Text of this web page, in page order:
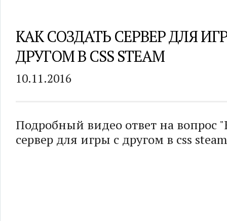
КАК СОЗДАТЬ СЕРВЕР ДЛЯ
ДРУГОМ В CSS STEAM
10.11.2016
Подробный видео ответ на вопрос
сервер для игры с другом в css